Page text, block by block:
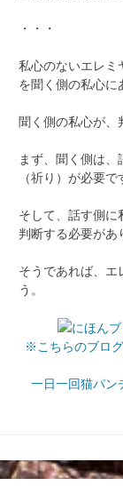
・・・
私心のないエレミ
を聞く側の私心に
聞く側の私心が、
まず、聞く側は
（祈り）が必要で
そして、話す側に
判断する必要があ
そうであれば、エ
う。
※こちらのブロ
一日一回猫パン